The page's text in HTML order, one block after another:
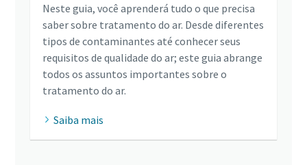
Neste guia, você aprenderá tudo o que precisa
saber sobre tratamento do ar. Desde diferentes
tipos de contaminantes até conhecer seus
requisitos de qualidade do ar; este guia abrange
todos os assuntos importantes sobre o
tratamento do ar.
Saiba mais